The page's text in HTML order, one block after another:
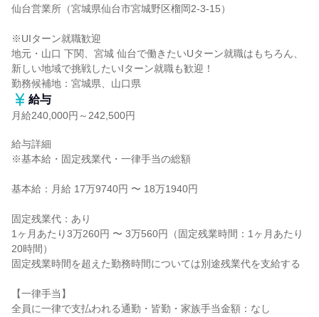
仙台営業所（宮城県仙台市宮城野区榴岡2-3-15）
※UIターン就職歓迎
地元・山口 下関、宮城 仙台で働きたいUターン就職はもちろん、
新しい地域で挑戦したいIターン就職も歓迎！
勤務候補地：宮城県、山口県
給与
月給240,000円～242,500円
給与詳細
※基本給・固定残業代・一律手当の総額
基本給：月給 17万9740円 〜 18万1940円
固定残業代：あり
1ヶ月あたり3万260円 〜 3万560円（固定残業時間：1ヶ月あたり
20時間）
固定残業時間を超えた勤務時間については別途残業代を支給する
【一律手当】
全員に一律で支払われる通勤・皆勤・家族手当金額：なし